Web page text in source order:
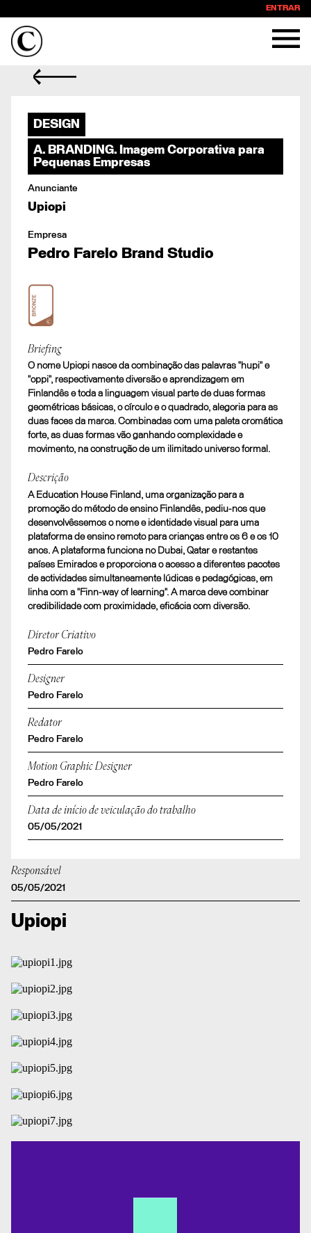
ENTRAR
DESIGN
A. BRANDING. Imagem Corporativa para
Pequenas Empresas
Anunciante
Upiopi
Empresa
Pedro Farelo Brand Studio
Upiopi
A. BRANDING. Imagem Corporativa para Pequenas
Empresas
Briefing
O nome Upiopi nasce da combinação das palavras "hupi" e
"oppi", respectivamente diversão e aprendizagem em
Finlandês e toda a linguagem visual parte de duas formas
geométricas básicas, o círculo e o quadrado, alegoria para as
duas faces da marca. Combinadas com uma paleta cromática
forte, as duas formas vão ganhando complexidade e
movimento, na construção de um ilimitado universo formal.
Descrição
A Education House Finland, uma organização para a
promoção do método de ensino Finlandês, pediu-nos que
desenvolvêssemos o nome e identidade visual para uma
plataforma de ensino remoto para crianças entre os 6 e os 10
anos. A plataforma funciona no Dubai, Qatar e restantes
países Emirados e proporciona o acesso a diferentes pacotes
de actividades simultaneamente lúdicas e pedagógicas, em
linha com a "Finn-way of learning". A marca deve combinar
credibilidade com proximidade, eficácia com diversão.
Diretor Criativo
Pedro Farelo
Designer
Pedro Farelo
Redator
Pedro Farelo
Motion Graphic Designer
Pedro Farelo
Data de início de veiculação do trabalho
05/05/2021
Responsável
05/05/2021
Upiopi